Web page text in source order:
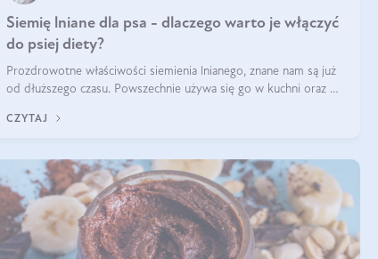
Siemię lniane dla psa - dlaczego warto je włączyć
do psiej diety?
Prozdrowotne właściwości siemienia lnianego, znane nam są już
od dłuższego czasu. Powszechnie używa się go w kuchni oraz w
właściwości odn
CZYTAJ